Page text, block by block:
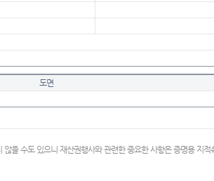
도면
을 수도 있으니 재산권행사와 관련한 중요한 사항은 증명용 지